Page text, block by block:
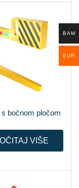
bočnom pločom
VIŠE
BAM
EUR